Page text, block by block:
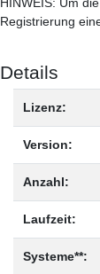
Registrierung
Details
Lizenz:
Version:
Anzahl:
Laufzeit:
Systeme**: